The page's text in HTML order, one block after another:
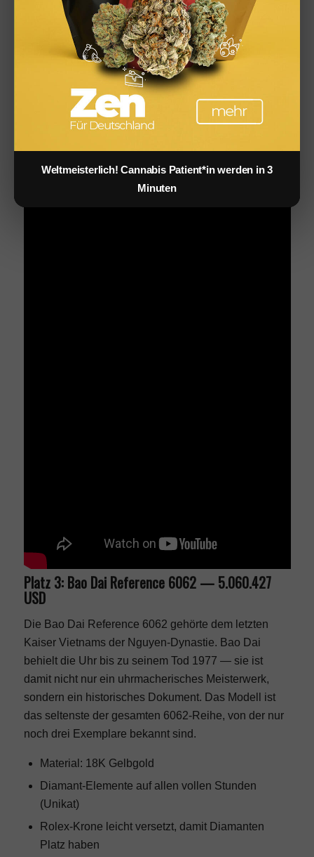
Platz 3: Bao Dai Reference 6062 — 5.060.427
USD
Die Bao Dai Reference 6062 gehörte dem letzten
Kaiser Vietnams der Nguyen-Dynastie. Bao Dai
behielt die Uhr bis zu seinem Tod 1977 — sie ist
damit nicht nur ein uhrmacherisches Meisterwerk,
sondern ein historisches Dokument. Das Modell ist
das seltenste der gesamten 6062-Reihe, von der nur
noch drei Exemplare bekannt sind.
Material: 18K Gelbgold
Diamant-Elemente auf allen vollen Stunden
(Unikat)
Rolex-Krone leicht versetzt, damit Diamanten
Platz haben
Weltmeisterlich! Cannabis Patient*in werden in 3
Minuten